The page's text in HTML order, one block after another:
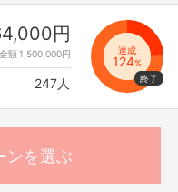
円
額 1,500,000円 達成
124%
247人
ンを選ぶ